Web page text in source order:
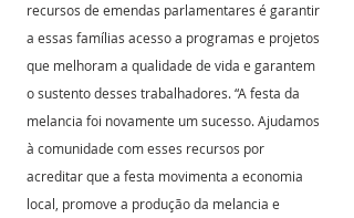
recursos de emendas parlamentares é garantir
a essas famílias acesso a programas e projetos
que melhoram a qualidade de vida e garantem
o sustento desses trabalhadores. “A festa da
melancia foi novamente um sucesso. Ajudamos
à comunidade com esses recursos por
acreditar que a festa movimenta a economia
local, promove a produção da melancia e